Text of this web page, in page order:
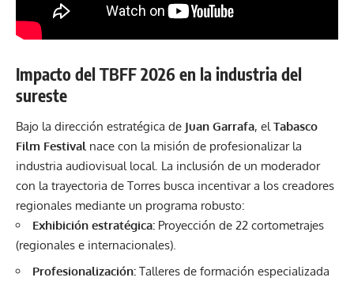
Impacto del TBFF 2026 en la industria del
sureste
Bajo la dirección estratégica de Juan Garrafa, elTabasco
Film Festivalnace con la misión de profesionalizar la
industria audiovisual local. La inclusión de un moderador
con la trayectoria de Torres busca incentivar a los creadores
regionales mediante un programa robusto:
Exhibición estratégica: Proyección de 22 cortometrajes
(regionales e internacionales).
Profesionalización: Talleres de formación especializada